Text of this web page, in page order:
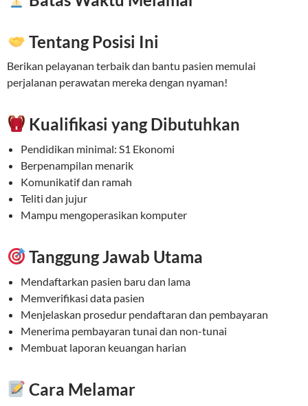
Tentang Posisi Ini
Berikan pelayanan terbaik dan bantu pasien memulai
perjalanan perawatan mereka dengan nyaman!
Kualifikasi yang Dibutuhkan
Pendidikan minimal: S1 Ekonomi
Berpenampilan menarik
Komunikatif dan ramah
Teliti dan jujur
Mampu mengoperasikan komputer
Tanggung Jawab Utama
Mendaftarkan pasien baru dan lama
Memverifikasi data pasien
Menjelaskan prosedur pendaftaran dan pembayaran
Menerima pembayaran tunai dan non-tunai
Membuat laporan keuangan harian
Cara Melamar